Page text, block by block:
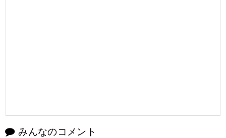
みんなのコメント